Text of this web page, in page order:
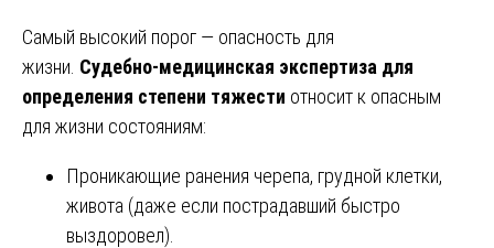
Самый высокий порог — опасность для
жизни. Судебно-медицинская экспертиза для
определения степени тяжести относит к опасным
для жизни состояниям:
Проникающие ранения черепа, грудной клетки,
живота (даже если пострадавший быстро
выздоровел).